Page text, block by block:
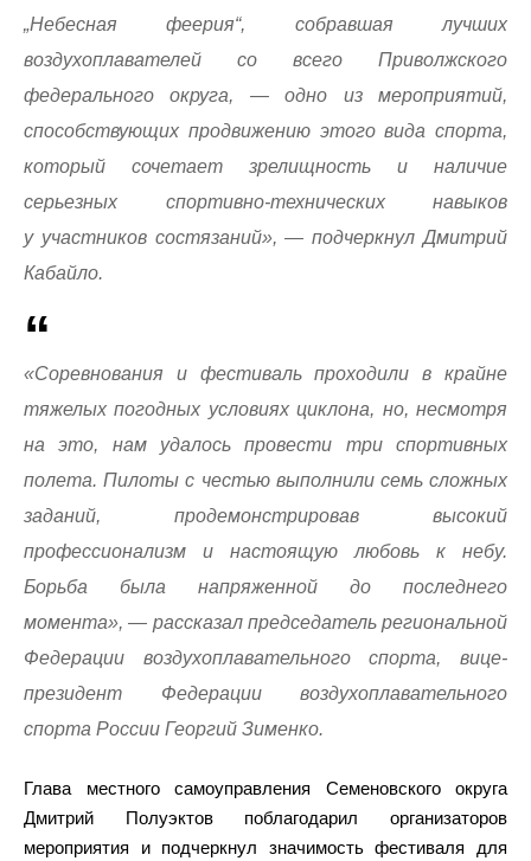
„Небесная феерия“, собравшая лучших
воздухоплавателей со всего Приволжского
федерального округа, — одно из мероприятий,
способствующих продвижению этого вида спорта,
который сочетает зрелищность и наличие
серьезных спортивно-технических навыков
у участников состязаний», — подчеркнул Дмитрий
Кабайло.
«Соревнования и фестиваль проходили в крайне
тяжелых погодных условиях циклона, но, несмотря
на это, нам удалось провести три спортивных
полета. Пилоты с честью выполнили семь сложных
заданий, продемонстрировав высокий
профессионализм и настоящую любовь к небу.
Борьба была напряженной до последнего
момента», — рассказал председатель региональной
Федерации воздухоплавательного спорта, вице-
президент Федерации воздухоплавательного
спорта России Георгий Зименко.
Глава местного самоуправления Семеновского округа
Дмитрий Полуэктов поблагодарил организаторов
мероприятия и подчеркнул значимость фестиваля для